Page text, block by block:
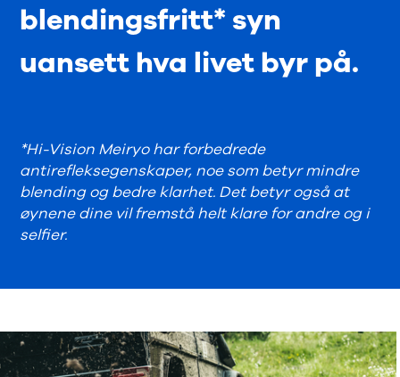
blendingsfritt* syn
uansett hva livet byr på.
*Hi-Vision Meiryo har forbedrede
antirefleksegenskaper, noe som betyr mindre
blending og bedre klarhet. Det betyr også at
øynene dine vil fremstå helt klare for andre og i
selfier.